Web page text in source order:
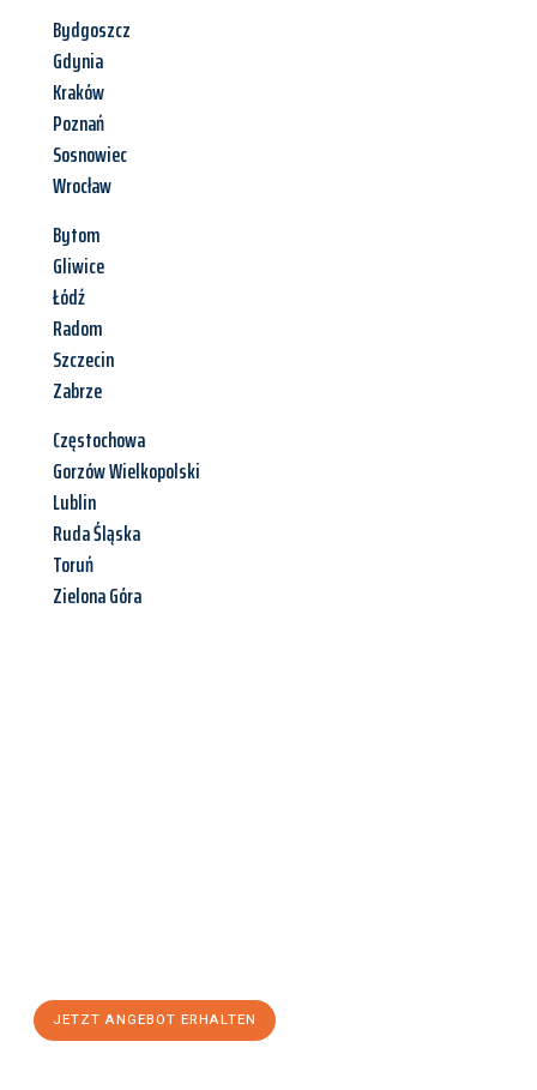
Bydgoszcz
Gdynia
Kraków
Poznań
Sosnowiec
Wrocław
Bytom
Gliwice
Łódź
Radom
Szczecin
Zabrze
Częstochowa
Gorzów Wielkopolski
Lublin
Ruda Śląska
Toruń
Zielona Góra
JETZT ANGEBOT ERHALTEN